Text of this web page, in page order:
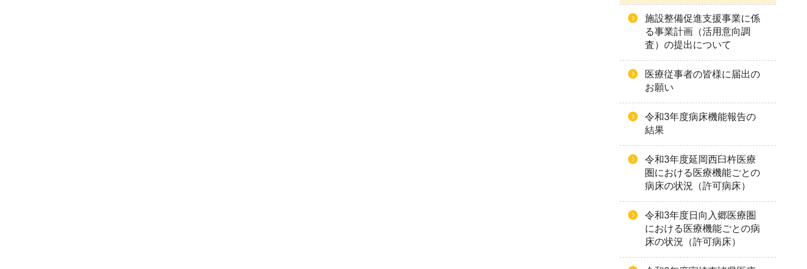
施設整備促進支援事業に係
る事業計画（活用意向調
査）の提出について
医療従事者の皆様に届出の
お願い
令和3年度病床機能報告の
結果
令和3年度延岡西臼杵医療
圏における医療機能ごとの
病床の状況（許可病床）
令和3年度日向入郷医療圏
における医療機能ごとの病
床の状況（許可病床）